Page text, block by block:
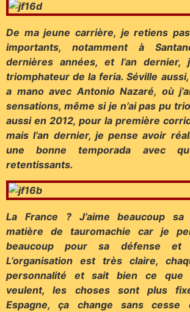
De ma jeune carrière, je retiens
importants, notamment à
dernières années, et l’an dernier,
triomphateur de la feria. Séville
a mano avec Antonio Nazaré, où
sensations, même si je n’ai pas pu
aussi en 2012, pour la première
mais l’an dernier, je pense avoir
une bonne temporada avec
retentissants.
La France ? J’aime beaucoup sa
matière de tauromachie car je
beaucoup pour sa défense et
L’organisation est très claire,
personnalité et sait bien ce que
veulent, les choses sont plus
Espagne, ça change sans cesse